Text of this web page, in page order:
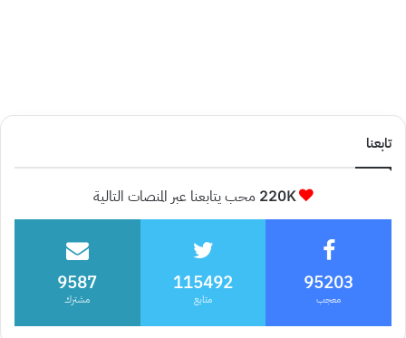
تابعنا
220K محب يتابعنا عبر المنصات التالية
95203
معجب
115492
متابع
9587
مشترك